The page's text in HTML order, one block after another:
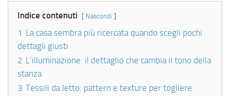
Indice contenuti Nascondi
1 La casa sembra più ricercata quando scegli pochi
dettagli giusti
2 L’illuminazione: il dettaglio che cambia il tono della
stanza
3 Tessili da letto: pattern e texture per togliere